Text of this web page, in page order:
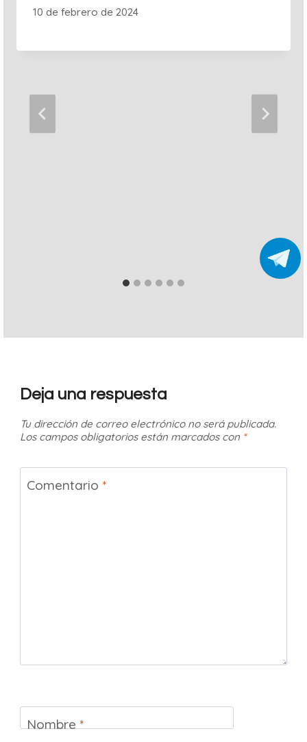
10 de febrero de 2024
Deja una respuesta
Tu dirección de correo electrónico no será publicada.
Los campos obligatorios están marcados con *
Comentario *
Nombre *